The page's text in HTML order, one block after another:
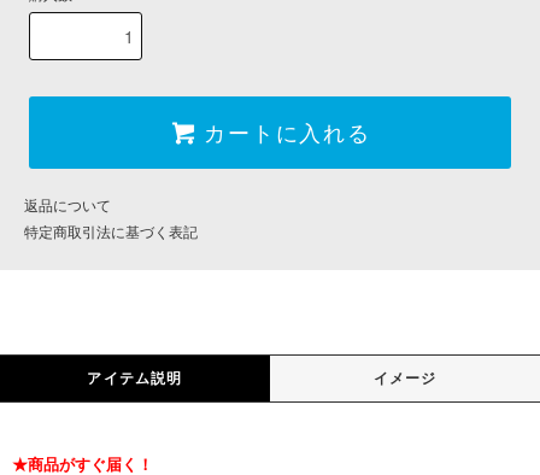
カートに入れる
返品について
特定商取引法に基づく表記
アイテム説明 イメージ
★商品がすぐ届く！